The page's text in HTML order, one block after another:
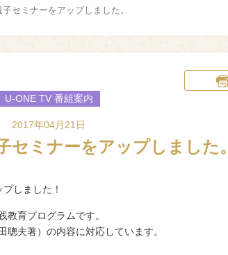
セミナーをアップしました。
U-ONE TV 番組案内
2017年04月21日
セミナーをアップしました。
しました！
教育プログラムです。
夫著）の内容に対応しています。